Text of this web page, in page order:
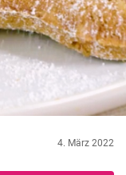
4. März 2022